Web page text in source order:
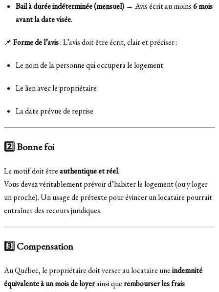
Bail à durée indéterminée (mensuel) → Avis écrit au moins6 mois
avant la date visée.
📌 Forme de l’avis: L’avis doit être écrit, clair et préciser :
Le nom de la personne qui occupera le logement
Le lien avec le propriétaire
La date prévue de reprise
2️⃣ Bonne foi
Le motif doit êtreauthentique et réel.
Vous devez véritablement prévoir d’habiter le logement (ou y loger
un proche). Un usage de prétexte pour évincer un locataire pourrait
entraîner des recours juridiques.
3️⃣ Compensation
Au Québec, le propriétaire doit verser au locataire uneindemnité
équivalente à un mois de loyerainsi querembourser les frais